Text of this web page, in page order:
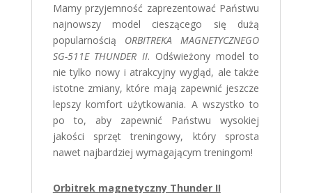
Mamy przyjemność zaprezentować Państwu
najnowszy model cieszącego się dużą
popularnością ORBITREKA MAGNETYCZNEGO
SG-511E THUNDER II. Odświeżony model to
nie tylko nowy i atrakcyjny wygląd, ale także
istotne zmiany, które mają zapewnić jeszcze
lepszy komfort użytkowania. A wszystko to
po to, aby zapewnić Państwu wysokiej
jakości sprzęt treningowy, który sprosta
nawet najbardziej wymagającym treningom!
Orbitrek magnetyczny Thunder II